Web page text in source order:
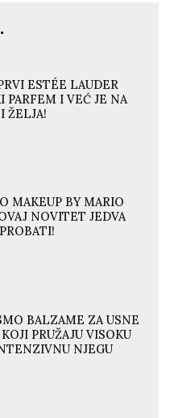
ESTÉE LAUDER
PARFEM I VEĆ JE NA
ŽELJA!
MAKEUP BY MARIO
NOVITET JEDVA
BALZAME ZA USNE
PRUŽAJU VISOKU
NJEGU